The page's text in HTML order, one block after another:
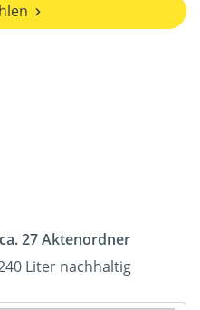
ca. 27 Aktenordner
Liter nachhaltig